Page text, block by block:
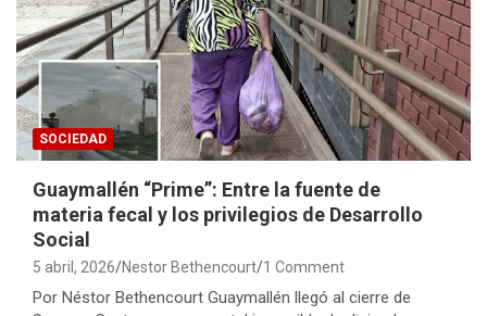
SOCIEDAD
Guaymallén “Prime”: Entre la fuente de
materia fecal y los privilegios de Desarrollo
Social
5 abril, 2026 Nestor Bethencourt 1 Comment
Por Néstor Bethencourt Guaymallén llegó al cierre de